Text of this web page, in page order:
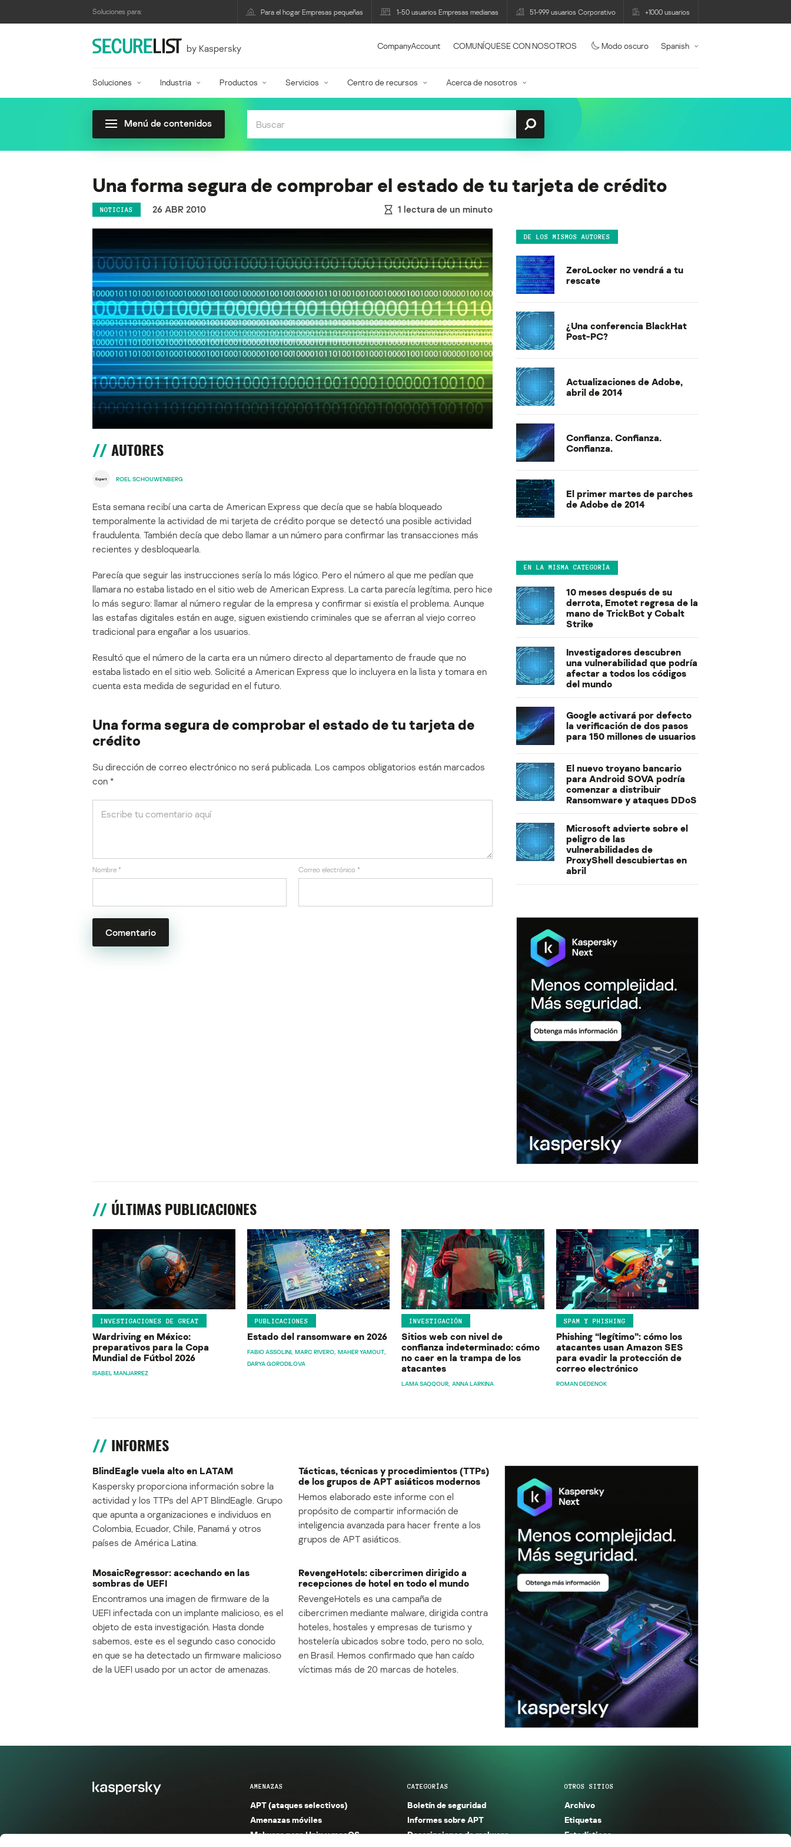
Soluciones para: Para el hogar Empresas pequeñas 1-50 usuarios Empresas medianas 51-999 usuarios Corporativo +1000 usuarios
by Kaspersky CompanyAccount COMUNÍQUESE CON NOSOTROS Modo oscuro Spanish
Soluciones Industria Productos Servicios Centro de recursos Acerca de nosotros
Menú de contenidos
Una forma segura de comprobar el estado de tu tarjeta de crédito
NOTICIAS 26 ABR 2010 1 lectura de un minuto
AUTORES
ROEL SCHOUWENBERG
Esta semana recibí una carta de American Express que decía que se había bloqueado
temporalmente la actividad de mi tarjeta de crédito porque se detectó una posible actividad
fraudulenta. También decía que debo llamar a un número para confirmar las transacciones más
recientes y desbloquearla.
Parecía que seguir las instrucciones sería lo más lógico. Pero el número al que me pedían que
llamara no estaba listado en el sitio web de American Express. La carta parecía legítima, pero hice
lo más seguro: llamar al número regular de la empresa y confirmar si existía el problema. Aunque
las estafas digitales están en auge, siguen existiendo criminales que se aferran al viejo correo
tradicional para engañar a los usuarios.
Resultó que el número de la carta era un número directo al departamento de fraude que no
estaba listado en el sitio web. Solicité a American Express que lo incluyera en la lista y tomara en
cuenta esta medida de seguridad en el futuro.
Una forma segura de comprobar el estado de tu tarjeta de
crédito
Su dirección de correo electrónico no será publicada. Los campos obligatorios están marcados
con *
Nombre * Correo electrónico *
DE LOS MISMOS AUTORES
ZeroLocker no vendrá a tu
rescate
¿Una conferencia BlackHat
Post-PC?
Actualizaciones de Adobe,
abril de 2014
Confianza. Confianza.
Confianza.
El primer martes de parches
de Adobe de 2014
EN LA MISMA CATEGORÍA
10 meses después de su
derrota, Emotet regresa de la
mano de TrickBot y Cobalt
Strike
Investigadores descubren
una vulnerabilidad que podría
afectar a todos los códigos
del mundo
Google activará por defecto
la verificación de dos pasos
para 150 millones de usuarios
El nuevo troyano bancario
para Android SOVA podría
comenzar a distribuir
Ransomware y ataques DDoS
Microsoft advierte sobre el
peligro de las
vulnerabilidades de
ProxyShell descubiertas en
abril
ÚLTIMAS PUBLICACIONES
INVESTIGACIONES DE GREAT
Wardriving en México:
preparativos para la Copa
Mundial de Fútbol 2026
ISABEL MANJARREZ
PUBLICACIONES
Estado del ransomware en 2026
FABIO ASSOLINI MARC RIVERO MAHER YAMOUT
DARYA GORODILOVA
INVESTIGACIÓN
Sitios web con nivel de
confianza indeterminado: cómo
no caer en la trampa de los
atacantes
LAMA SAQQOUR ANNA LARKINA
SPAM Y PHISHING
Phishing “legítimo”: cómo los
atacantes usan Amazon SES
para evadir la protección de
correo electrónico
ROMAN DEDENOK
INFORMES
BlindEagle vuela alto en LATAM
Kaspersky proporciona información sobre la
actividad y los TTPs del APT BlindEagle. Grupo
que apunta a organizaciones e individuos en
Colombia, Ecuador, Chile, Panamá y otros
países de América Latina.
Tácticas, técnicas y procedimientos (TTPs)
de los grupos de APT asiáticos modernos
Hemos elaborado este informe con el
propósito de compartir información de
inteligencia avanzada para hacer frente a los
grupos de APT asiáticos.
MosaicRegressor: acechando en las
sombras de UEFI
Encontramos una imagen de firmware de la
UEFI infectada con un implante malicioso, es el
objeto de esta investigación. Hasta donde
sabemos, este es el segundo caso conocido
en que se ha detectado un firmware malicioso
de la UEFI usado por un actor de amenazas.
RevengeHotels: cibercrimen dirigido a
recepciones de hotel en todo el mundo
RevengeHotels es una campaña de
cibercrimen mediante malware, dirigida contra
hoteles, hostales y empresas de turismo y
hostelería ubicados sobre todo, pero no solo,
en Brasil. Hemos confirmado que han caído
víctimas más de 20 marcas de hoteles.
AMENAZAS
APT (ataques selectivos)
Amenazas móviles
Malware para Unix y macOS
CATEGORÍAS
Boletín de seguridad
Informes sobre APT
Descripciones de malware
OTROS SITIOS
Archivo
Etiquetas
Estadísticas